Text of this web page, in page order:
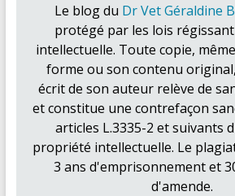
Le blog du Dr Vet Géraldine
protégé par les lois
intellectuelle. Toute copie,
forme ou son contenu original,
écrit de son auteur relève de
et constitue une contrefaçon
articles L.3335-2 et suivants
propriété intellectuelle. Le
3 ans d'emprisonnement et
d'amende.